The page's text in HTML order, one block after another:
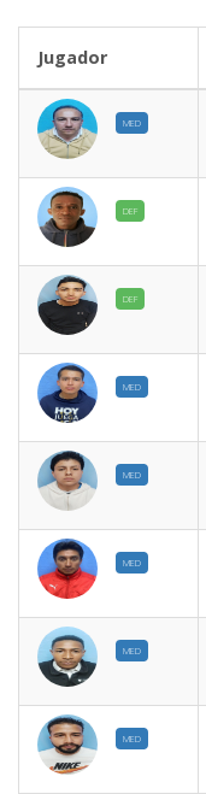
Jugador
MED
DEF
DEF
MED
MED
MED
MED
MED